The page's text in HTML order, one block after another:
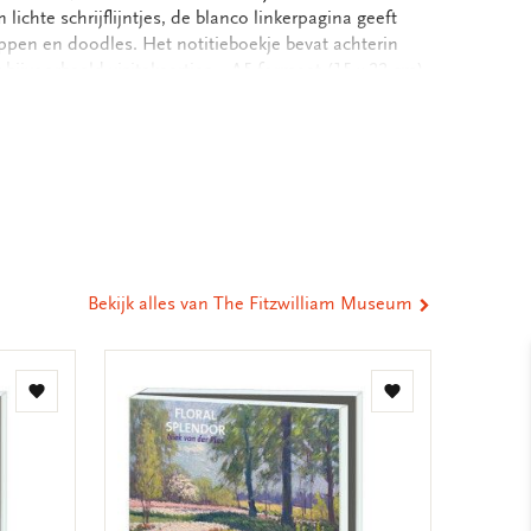
lichte schrijflijntjes, de blanco linkerpagina geeft
en doodles. Het notitieboekje bevat achterin
visitekaartjes. - A5 formaat (15 x 22 cm)
rechterpagina gelinieerd - Opbergvak achterin -
off white papier - Gewicht: 340 gram
Bekijk alles van The Fitzwilliam Museum
Toevoegen
Toevoegen